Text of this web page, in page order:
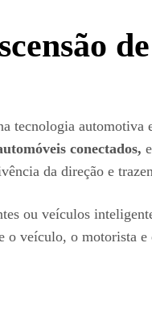
tecnologia
conectados,
da direção e
ou veículos
veículo, o motorista